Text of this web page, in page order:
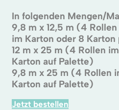
In folgenden Mengen/
9,8 m x 12,5 m (4
im Karton oder 8 Karton
12 m x 25 m (4 Rollen
Karton auf Palette)
9,8 m x 25 m (4 Rollen
Karton auf Palette)
Jetzt bestellen